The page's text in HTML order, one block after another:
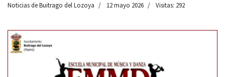
Noticias de Buitrago del Lozoya 12 mayo 2026 Visitas: 292